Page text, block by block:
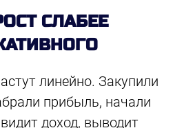
СЛАБЕЕ
линейно. Закупили
прибыль, начали
доход, выводит